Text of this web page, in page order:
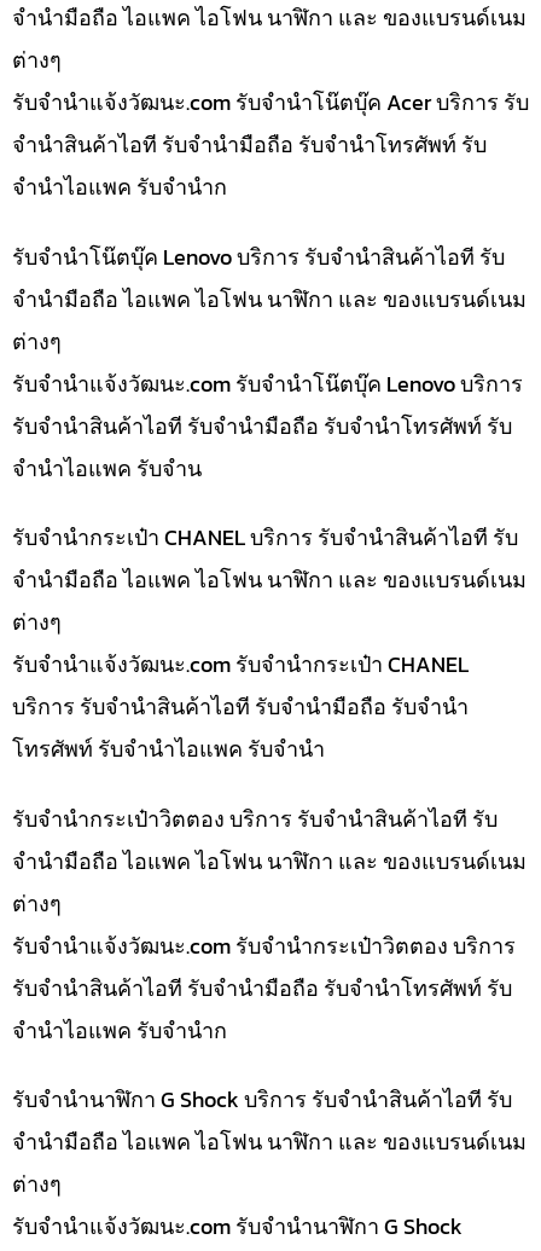
จำนำมือถือ ไอแพค ไอโฟน นาฬิกา และ ของแบรนด์เนม
ต่างๆ
รับจํานําแจ้งวัฒนะ.com รับจำนำโน๊ตบุ๊ค Acer บริการ รับ
จำนำสินค้าไอที รับจำนำมือถือ รับจำนำโทรศัพท์ รับ
จำนำไอแพค รับจำนำก
รับจำนำโน๊ตบุ๊ค Lenovo บริการ รับจำนำสินค้าไอที รับ
จำนำมือถือ ไอแพค ไอโฟน นาฬิกา และ ของแบรนด์เนม
ต่างๆ
รับจํานําแจ้งวัฒนะ.com รับจำนำโน๊ตบุ๊ค Lenovo บริการ
รับจำนำสินค้าไอที รับจำนำมือถือ รับจำนำโทรศัพท์ รับ
จำนำไอแพค รับจำน
รับจำนำกระเป๋า CHANEL บริการ รับจำนำสินค้าไอที รับ
จำนำมือถือ ไอแพค ไอโฟน นาฬิกา และ ของแบรนด์เนม
ต่างๆ
รับจํานําแจ้งวัฒนะ.com รับจำนำกระเป๋า CHANEL
บริการ รับจำนำสินค้าไอที รับจำนำมือถือ รับจำนำ
โทรศัพท์ รับจำนำไอแพค รับจำนำ
รับจำนำกระเป๋าวิตตอง บริการ รับจำนำสินค้าไอที รับ
จำนำมือถือ ไอแพค ไอโฟน นาฬิกา และ ของแบรนด์เนม
ต่างๆ
รับจํานําแจ้งวัฒนะ.com รับจำนำกระเป๋าวิตตอง บริการ
รับจำนำสินค้าไอที รับจำนำมือถือ รับจำนำโทรศัพท์ รับ
จำนำไอแพค รับจำนำก
รับจำนำนาฬิกา G Shock บริการ รับจำนำสินค้าไอที รับ
จำนำมือถือ ไอแพค ไอโฟน นาฬิกา และ ของแบรนด์เนม
ต่างๆ
รับจํานําแจ้งวัฒนะ.com รับจำนำนาฬิกา G Shock